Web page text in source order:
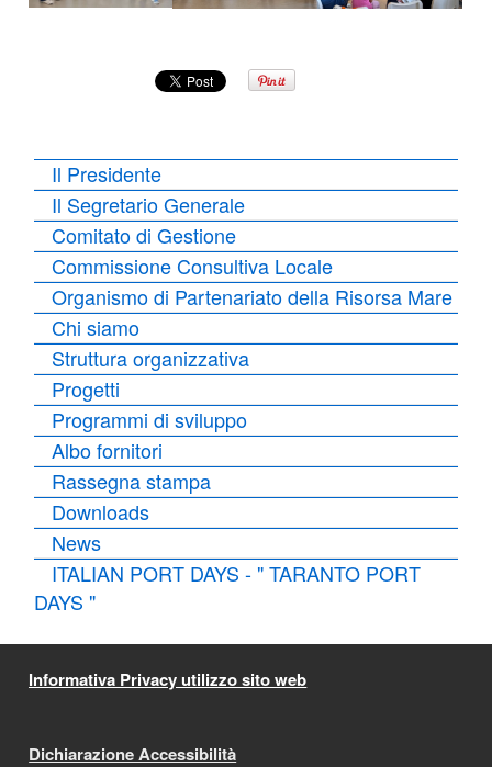
Il Presidente
Il Segretario Generale
Comitato di Gestione
Commissione Consultiva Locale
Organismo di Partenariato della Risorsa Mare
Chi siamo
Struttura organizzativa
Progetti
Programmi di sviluppo
Albo fornitori
Rassegna stampa
Downloads
News
ITALIAN PORT DAYS - " TARANTO PORT
DAYS "
Informativa Privacy utilizzo sito web
Dichiarazione Accessibilità